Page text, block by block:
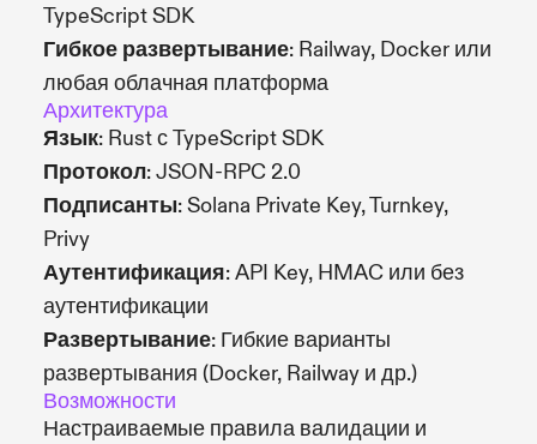
TypeScript SDK
Гибкое развертывание: Railway, Docker или
любая облачная платформа
Архитектура
Язык: Rust с TypeScript SDK
Протокол: JSON-RPC 2.0
Подписанты: Solana Private Key, Turnkey,
Privy
Аутентификация: API Key, HMAC или без
аутентификации
Развертывание: Гибкие варианты
развертывания (Docker, Railway и др.)
Возможности
Настраиваемые правила валидации и